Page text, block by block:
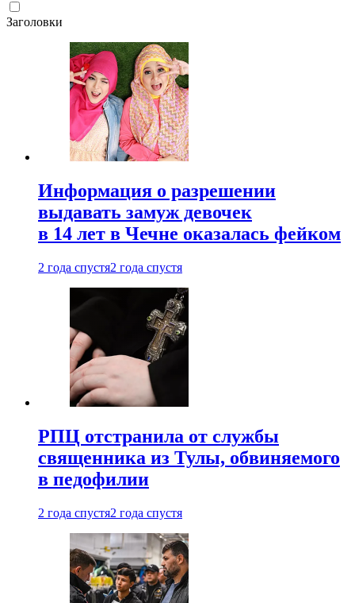
Заголовки
Информация о разрешении
выдавать замуж девочек
в 14 лет в Чечне оказалась фейком
2 года спустя2 года спустя
РПЦ отстранила от службы
священника из Тулы, обвиняемого
в педофилии
2 года спустя2 года спустя